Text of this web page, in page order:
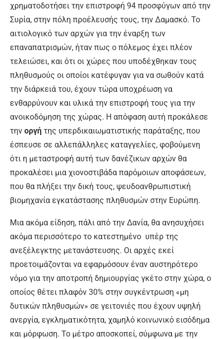
χρηματοδοτήσει την επιστροφή 94 προσφύγων από την
Συρία, στην πόλη προέλευσής τους, την Δαμασκό. Το
αιτιολογικό των αρχών για την έναρξη των
επαναπατρισμών, ήταν πως ο πόλεμος έχει πλέον
τελειώσει, και ότι οι χώρες που υποδέχθηκαν τους
πληθυσμούς οι οποίοι κατέφυγαν για να σωθούν κατά
την διάρκειά του, έχουν τώρα υποχρέωση να
ενθαρρύνουν και υλικά την επιστροφή τους για την
ανοικοδόμηση της χώρας. Η απόφαση αυτή προκάλεσε
την οργή της υπερδικαιωματιστικής παράταξης, που
έσπευσε σε αλλεπάλληλες καταγγελίες, φοβούμενη
ότι η μεταστροφή αυτή των δανέζικων αρχών θα
προκαλέσει μια χιονοστιβάδα παρόμοιων αποφάσεων,
που θα πλήξει την δική τους, ψευδοανθρωπιστική
βιομηχανία εγκατάστασης πληθυσμών στην Ευρώπη.
Μια ακόμα είδηση, πάλι από την Δανία, θα ανησυχήσει
ακόμα περισσότερο το κατεστημένο υπέρ της
ανεξέλεγκτης μετανάστευσης. Οι αρχές εκεί
προετοιμάζονται να εφαρμόσουν έναν αυστηρότερο
νόμο για την αποτροπή δημιουργίας γκέτο στην χώρα, ο
οποίος θέτει πλαφόν 30% στην συγκέντρωση «μη
δυτικών πληθυσμών» σε γειτονιές που έχουν υψηλή
ανεργία, εγκληματικότητα, χαμηλό κοινωνικό εισόδημα
και μόρφωση. Το μέτρο αποσκοπεί, σύμφωνα με την